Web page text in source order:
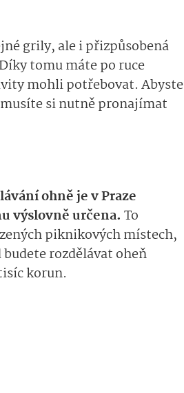
grily, ale i přizpůsobená
tomu máte po ruce
mohli potřebovat. Abyste
si nutně pronajímat
ohně je v Praze
výslovně určena. To
piknikových místech,
rozdělávat oheň
korun.